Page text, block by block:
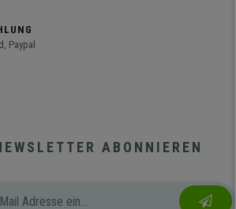
Paypal
ABONNIEREN